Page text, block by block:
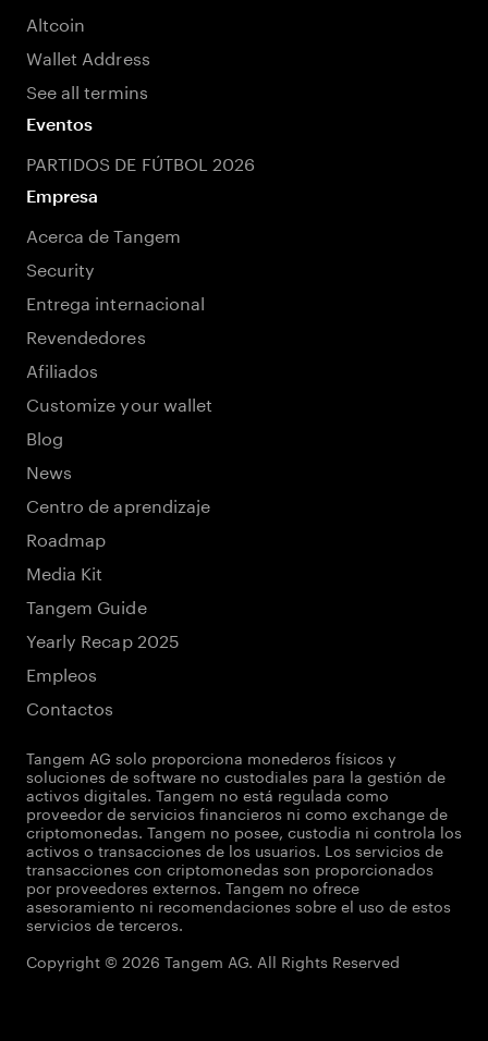
Altcoin
Wallet Address
See all termins
Eventos
PARTIDOS DE FÚTBOL 2026
Empresa
Acerca de Tangem
Security
Entrega internacional
Revendedores
Afiliados
Customize your wallet
Blog
News
Centro de aprendizaje
Roadmap
Media Kit
Tangem Guide
Yearly Recap 2025
Empleos
Contactos
Tangem AG solo proporciona monederos físicos y
soluciones de software no custodiales para la gestión de
activos digitales. Tangem no está regulada como
proveedor de servicios financieros ni como exchange de
criptomonedas. Tangem no posee, custodia ni controla los
activos o transacciones de los usuarios. Los servicios de
transacciones con criptomonedas son proporcionados
por proveedores externos. Tangem no ofrece
asesoramiento ni recomendaciones sobre el uso de estos
servicios de terceros.